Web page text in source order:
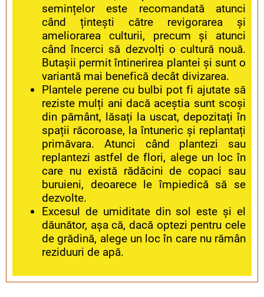
semințelor este recomandată atunci
când țintești către revigorarea și
ameliorarea culturii, precum şi atunci
când încerci să dezvolți o cultură nouă.
Butașii permit întinerirea plantei și sunt o
variantă mai benefică decât divizarea.
Plantele perene cu bulbi pot fi ajutate să
reziste mulți ani dacă aceștia sunt scoși
din pământ, lăsați la uscat, depozitați în
spații răcoroase, la întuneric și replantați
primăvara. Atunci când plantezi sau
replantezi astfel de flori, alege un loc în
care nu există rădăcini de copaci sau
buruieni, deoarece le împiedică să se
dezvolte.
Excesul de umiditate din sol este și el
dăunător, așa că, dacă optezi pentru cele
de grădină, alege un loc în care nu rămân
reziduuri de apă.